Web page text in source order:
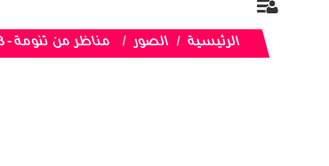
الرئيسية الصور مناظر من تنومة - 3- 1422